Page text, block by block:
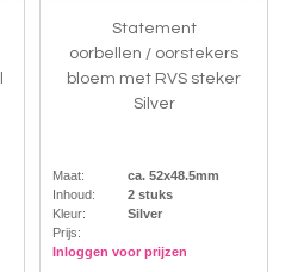
Statement
oorbellen / oorstekers
bloem met RVS steker
Silver
Maat:
ca. 52x48.5mm
Inhoud:
2 stuks
Kleur:
Silver
Prijs:
Inloggen voor prijzen